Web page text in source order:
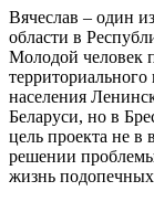
Вячеслав – один
области в
Молодой человек
населения
Беларуси, но в
цель проекта не
решении
жизнь